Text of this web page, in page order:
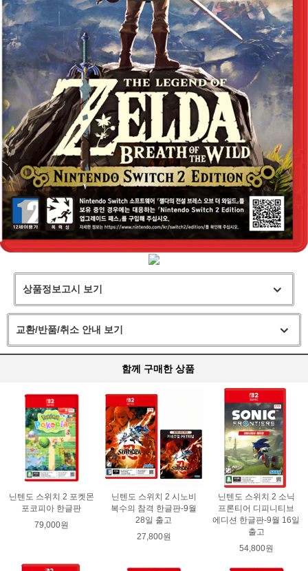
상품정보고시 보기
교환/반품/취소 안내 보기
함께 구매한 상품
닌텐도 스위치 2 포켓몬
포코피아 한글판
79,000원
닌텐도 스위치 2 시노비
복수의 참격 한글판-9월
28일 출고
27,800원
닌텐도 스위치 2 소닉
프론티어 디피니티브
에디션 한글판-9월 16일
출고
54,800원